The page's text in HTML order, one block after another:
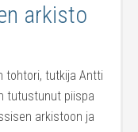
arkisto
tohtori, tutkija Antti
tutustunut piispa
arkistoon ja